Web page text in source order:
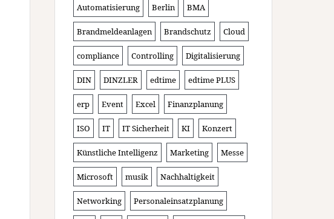
Automatisierung Berlin BMA
Brandmeldeanlagen Brandschutz Cloud
compliance Controlling Digitalisierung
DIN DINZLER edtime edtime PLUS
erp Event Excel Finanzplanung
ISO IT IT Sicherheit KI Konzert
Künstliche Intelligenz Marketing Messe
Microsoft musik Nachhaltigkeit
Networking Personaleinsatzplanung